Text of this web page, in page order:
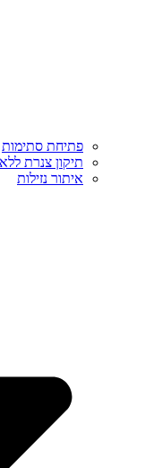
פתיחת סתימות
תיקון צנרת
איתור נזילות